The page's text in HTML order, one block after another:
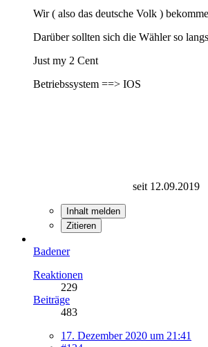
Wir ( also das deutsche Volk )
Darüber sollten sich die Wähler so
Just my 2 Cent
Betriebssystem ==> IOS
seit 12.09.2019
Inhalt melden
Zitieren
Badener
Reaktionen
229
Beiträge
483
17. Dezember 2020 um 21:41